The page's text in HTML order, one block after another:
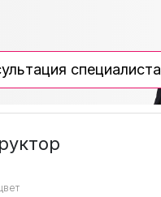
специалиста